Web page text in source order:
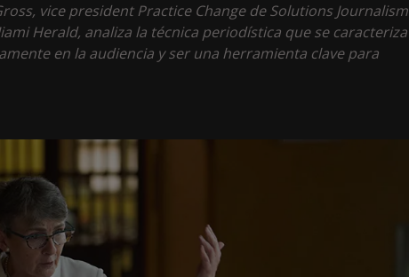
vice president Practice Change de Solutions Journalism
Herald, analiza la técnica periodística que se caracteriza
en la audiencia y ser una herramienta clave para